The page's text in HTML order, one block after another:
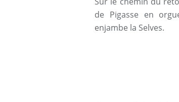
de Pigasse en
enjambe la Selves.